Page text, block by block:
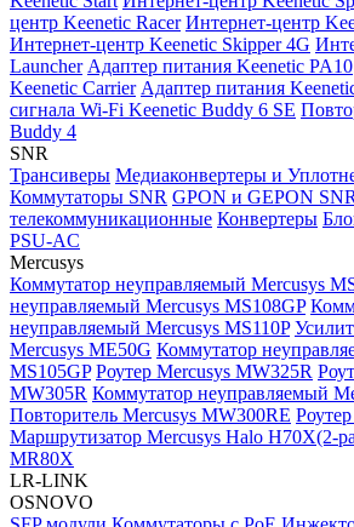
центр Keenetic Racer Интернет-центр
Интернет-центр Keenetic Skipper 4G
Launcher Адаптер питания Keenetic PA10
Keenetic Carrier Адаптер питания
сигнала Wi-Fi Keenetic Buddy 6 SE
Buddy 4
SNR
Трансиверы Медиаконвертеры и
Коммутаторы SNR GPON и GEPON SNR
телекоммуникационные Конвертеры
PSU-AC
Mercusys
Коммутатор неуправляемый Mercusys
неуправляемый Mercusys MS108GP
неуправляемый Mercusys MS110P
Mercusys ME50G Коммутатор
MS105GP Роутер Mercusys MW325R
MW305R Коммутатор неуправляемый
Повторитель Mercusys MW300RE
Маршрутизатор Mercusys Halo H70X(2-
MR80X
LR-LINK
OSNOVO